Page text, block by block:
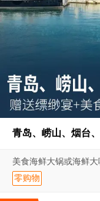
青岛、崂山、烟台
美食海鲜大锅或海鲜大
零购物